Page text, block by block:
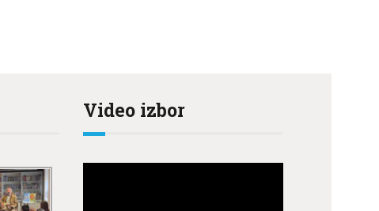
Video izbor